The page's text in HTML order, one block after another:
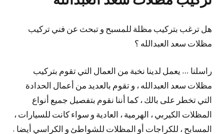
هل ترغب بتركيب مظلة للمسبح و تبحث عن فني تركيب
مظلات سعد العبدالله ؟
راسلنا … يعمل لدينا نخبة من العمال التي تقوم بتركيب
مظلات سعد العبدالله ، و تقوم بالعديد من أعمال الحدادة
التي تخطر على بالك ، كما أننا نقوم بتفصيل جميع أنواع
المظلات الكيربي ، الهرمية ، العادية و سواء كانت للسيارات ،
المسابح ، للكراجات أو المظلات للشواطئ و الكراسي أيضا .